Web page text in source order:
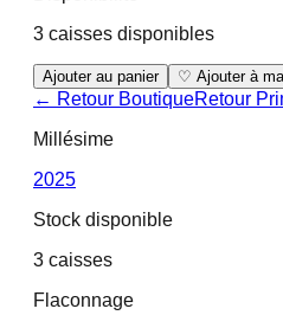
3 caisses disponibles
Ajouter au panier ♡ Ajouter à
← Retour BoutiqueRetour
Millésime
2025
Stock disponible
3 caisses
Flaconnage